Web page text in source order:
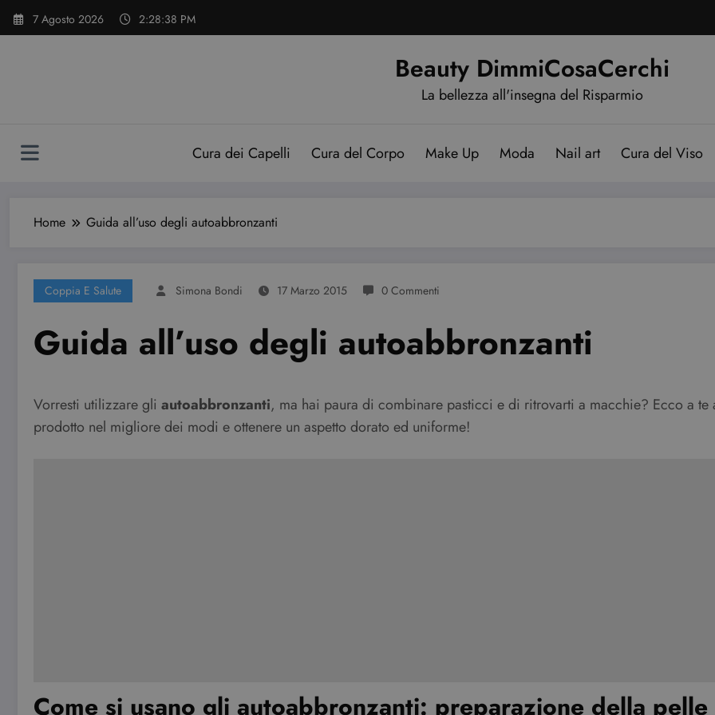
7 Agosto 2026 2:28:39 PM
Beauty DimmiCosaCerchi
La bellezza all'insegna del Risparmio
Cura dei Capelli Cura del Corpo Make Up Moda Nail art Cura del Viso
Home Guida all’uso degli autoabbronzanti
Coppia E Salute Simona Bondi 17 Marzo 2015 0 Commenti
Guida all’uso degli autoabbronzanti
Vorresti utilizzare gli autoabbronzanti, ma hai paura di combinare pasticci e di ritrovarti a macchie? Ecco a
prodotto nel migliore dei modi e ottenere un aspetto dorato ed uniforme!
Come si usano gli autoabbronzanti: preparazione della pelle